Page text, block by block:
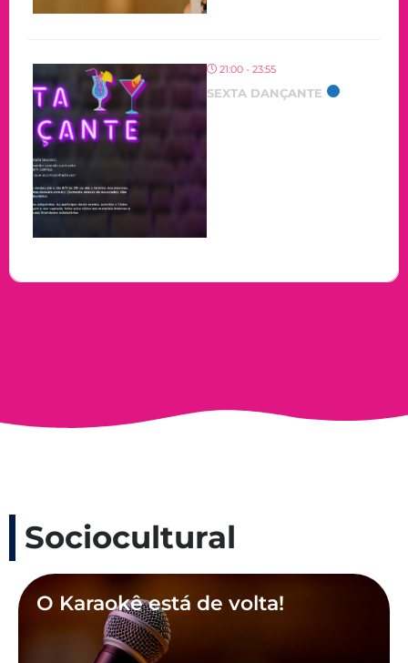
21:00 - 23:55
SEXTA DANÇANTE
Sociocultural
O Karaokê está de volta!